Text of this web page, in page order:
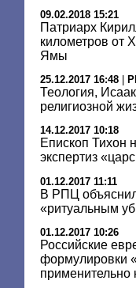
09.02.2018 15:21
Патриарх
километров от
Ямы
25.12.2017 16:48
Теология,
религиозной
14.12.2017 10:18
Епископ Тихон
экспертиз
01.12.2017 11:11
В РПЦ
«ритуальным
01.12.2017 10:26
Российские
формулировки
применительно